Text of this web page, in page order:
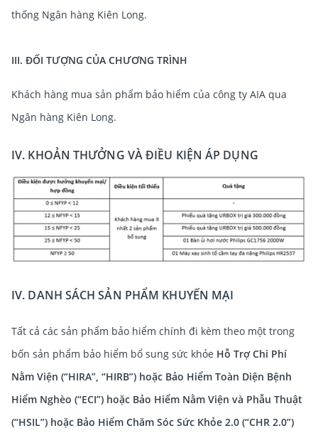
thống Ngân hàng Kiên Long.
III. ĐỐI TƯỢNG CỦA CHƯƠNG TRÌNH
Khách hàng mua sản phẩm bảo hiểm của công ty AIA qua
Ngân hàng Kiên Long.
IV. KHOẢN THƯỞNG VÀ ĐIỀU KIỆN ÁP DỤNG
IV. DANH SÁCH SẢN PHẨM KHUYẾN MẠI
Tất cả các sản phẩm bảo hiểm chính đi kèm theo một trong
bốn sản phẩm bảo hiểm bổ sung sức khỏe Hỗ Trợ Chi Phí
Nằm Viện (“HIRA”, “HIRB”) hoặc Bảo Hiểm Toàn Diện Bệnh
Hiểm Nghèo (“ECI”) hoặc Bảo Hiểm Nằm Viện và Phẫu Thuật
(“HSIL”) hoặc Bảo Hiểm Chăm Sóc Sức Khỏe 2.0 (“CHR 2.0”)